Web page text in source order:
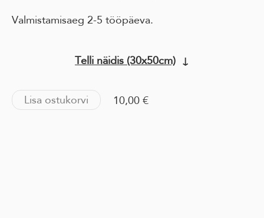
Valmistamisaeg 2-5 tööpäeva.
Telli näidis (30x50cm) ↓
Lisa ostukorvi 10,00 €